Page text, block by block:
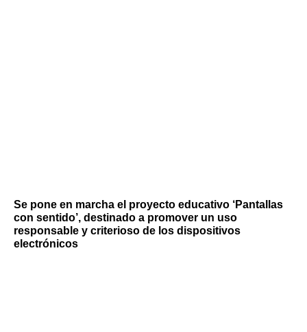
Se pone en marcha el proyecto educativo ‘Pantallas
con sentido’, destinado a promover un uso
responsable y criterioso de los dispositivos
electrónicos